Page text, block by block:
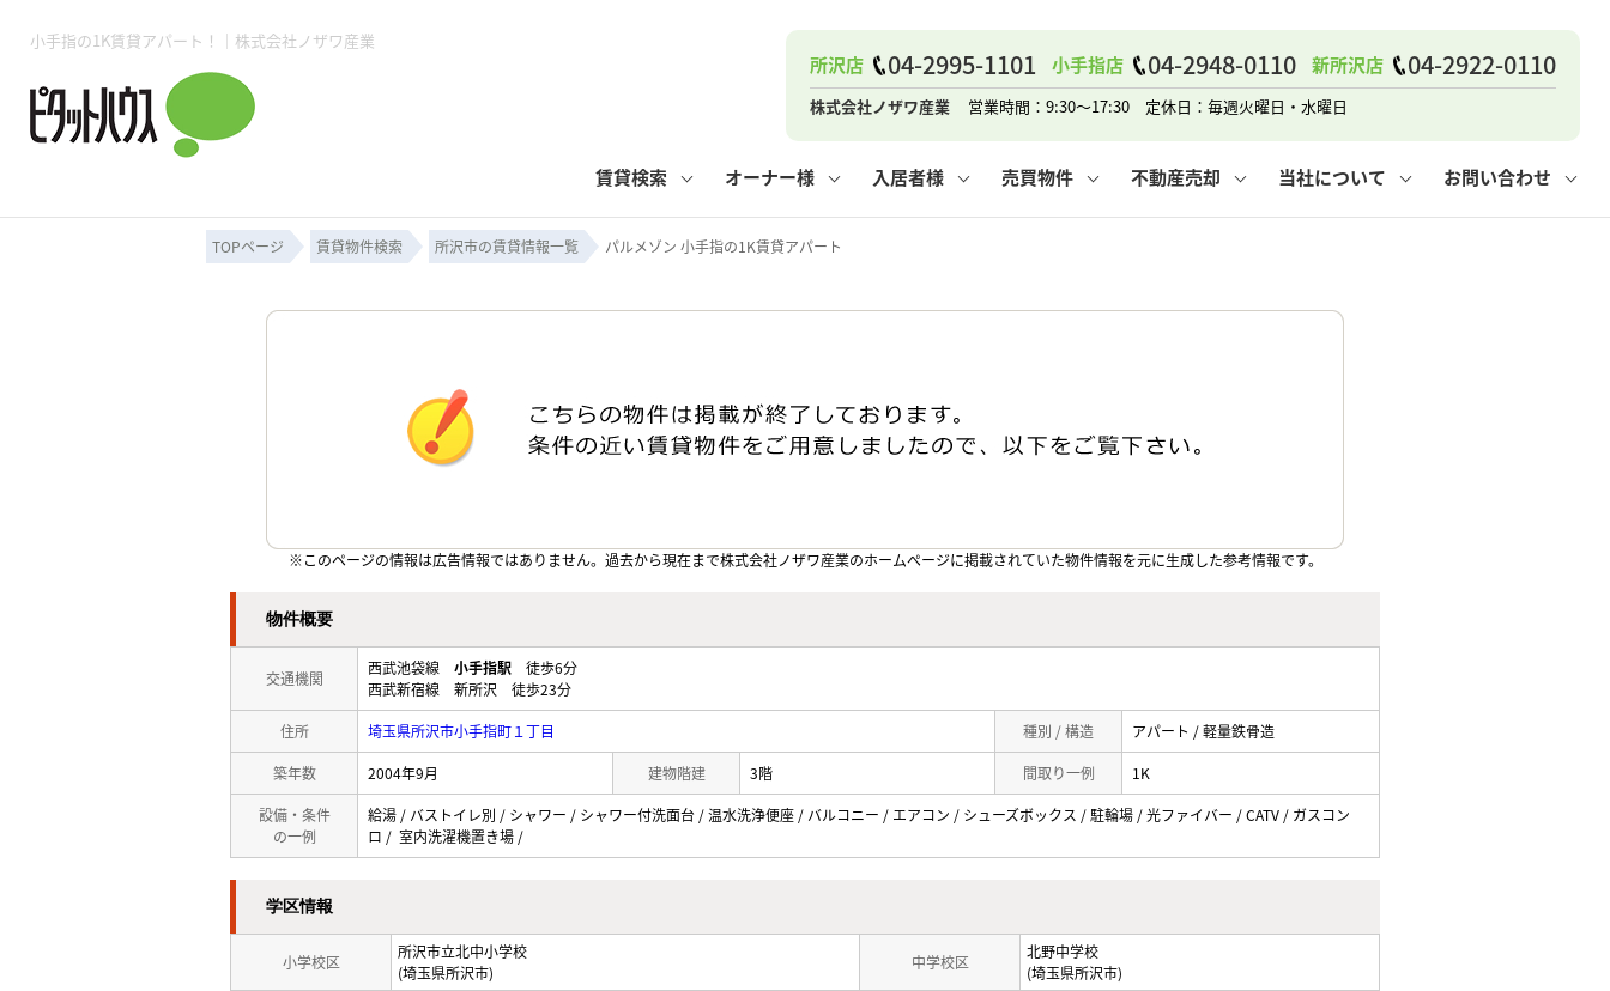
小手指の1K賃貸アパート！｜株式会社ノザワ産業
所沢店 04-2995-1101 小手指店 04-2948-0110 新所沢店 04-2922-0110
株式会社ノザワ産業 営業時間：9:30～17:30 定休日：毎週火曜日・水曜日
賃貸検索 オーナー様 入居者様 売買物件 不動産売却
売却の流れ
当社について お問い合わせ
所沢賃貸TOP 閲覧履歴 保存した検索条件
月極駐車場 事業用物件 コンテナ
賃貸管理業務 管理のご依頼
入居者様用ページTOP 住まいのトラブルQ&A お住まいの解約手続き その他の問合せ
売買物件一覧 よくある質問 マンションVS戸建て 賃貸vs持ち家
無料売却査定 媒介契約の種類 売却時の諸費用 仲介と買取の違い
必要な書類
会社概要 スタッフブログ 個人情報保護方針
ピタットハウス所沢店 ピタットハウス小手指店
ご来店予約
TOPページ 賃貸物件検索 所沢市の賃貸情報一覧 パルメゾン 小手指の1K賃貸アパート
※このページの情報は広告情報ではありません。過去から現在まで株式会社ノザワ産業のホームぺージに掲載されていた物件情報を元に生成した参考情報です。
物件概要
交通機関
西武池袋線 小手指駅 徒歩6分
西武新宿線 新所沢 徒歩23分
住所 埼玉県所沢市小手指町１丁目 種別 / 構造 アパート / 軽量鉄骨造
築年数 2004年9月 建物階建 3階 間取り一例 1K
設備・条件
の一例
給湯 / バストイレ別 / シャワー / シャワー付洗面台 / 温水洗浄便座 / バルコニー / エアコン / シューズボックス / 駐輪場 / 光ファイバー / CATV / ガスコン
ロ / 室内洗濯機置き場 /
学区情報
小学校区
所沢市立北中小学校
(埼玉県所沢市)
中学校区
北野中学校
(埼玉県所沢市)